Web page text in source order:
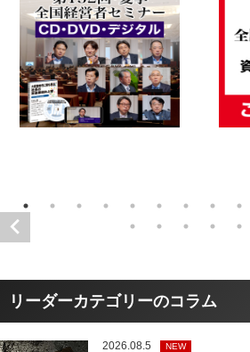
リーダーカテゴリーのコラム
2026.08.5 NEW